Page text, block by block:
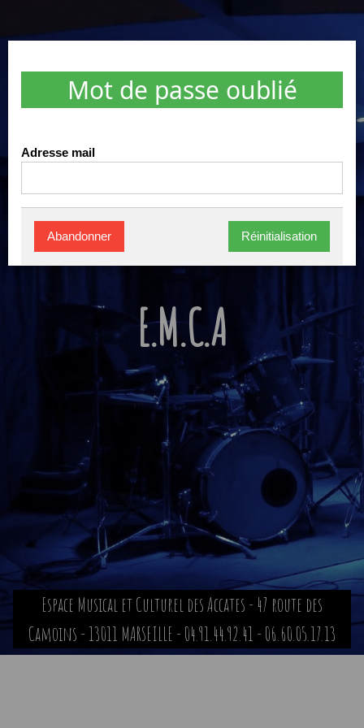
Espace Musical et Culturel des Accates - 47 route des
Camoins - 13011 MARSEILLE - 04.91.44.92.41 - 06.60.05.17.13
E.M.C.A
Mot de passe oublié
Adresse mail
Abandonner Réinitialisation